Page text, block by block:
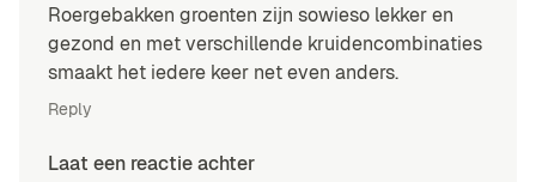
Roergebakken groenten zijn sowieso lekker en
gezond en met verschillende kruidencombinaties
smaakt het iedere keer net even anders.
Reply
Laat een reactie achter